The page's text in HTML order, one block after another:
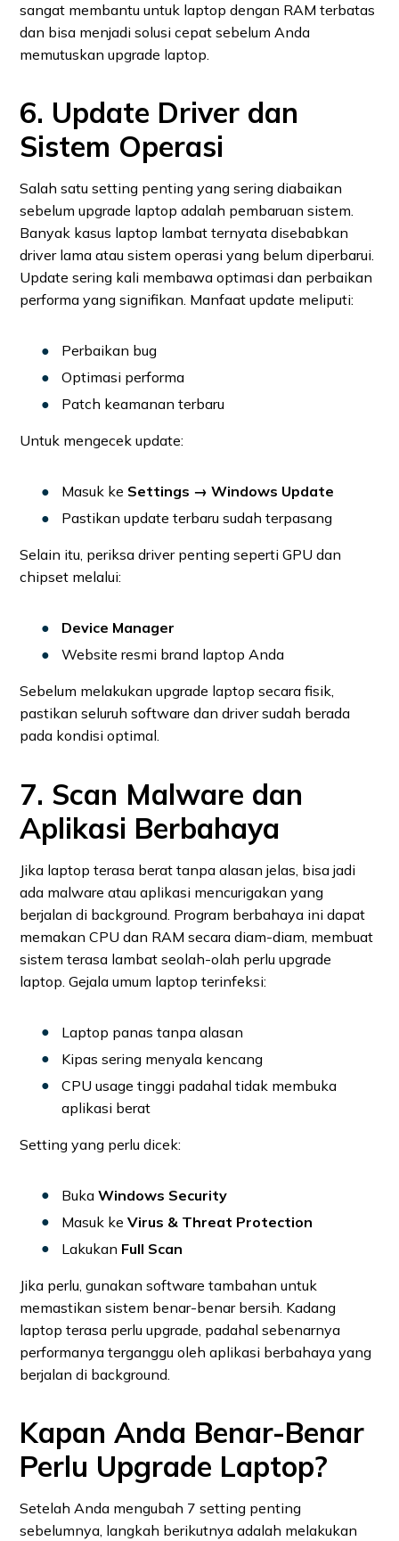
sangat membantu untuk laptop dengan RAM terbatas
dan bisa menjadi solusi cepat sebelum Anda
memutuskan upgrade laptop.
6. Update Driver dan
Sistem Operasi
Salah satu setting penting yang sering diabaikan
sebelum upgrade laptop adalah pembaruan sistem.
Banyak kasus laptop lambat ternyata disebabkan
driver lama atau sistem operasi yang belum diperbarui.
Update sering kali membawa optimasi dan perbaikan
performa yang signifikan. Manfaat update meliputi:
Perbaikan bug
Optimasi performa
Patch keamanan terbaru
Untuk mengecek update:
Masuk ke Settings → Windows Update
Pastikan update terbaru sudah terpasang
Selain itu, periksa driver penting seperti GPU dan
chipset melalui:
Device Manager
Website resmi brand laptop Anda
Sebelum melakukan upgrade laptop secara fisik,
pastikan seluruh software dan driver sudah berada
pada kondisi optimal.
7. Scan Malware dan
Aplikasi Berbahaya
Jika laptop terasa berat tanpa alasan jelas, bisa jadi
ada malware atau aplikasi mencurigakan yang
berjalan di background. Program berbahaya ini dapat
memakan CPU dan RAM secara diam-diam, membuat
sistem terasa lambat seolah-olah perlu upgrade
laptop. Gejala umum laptop terinfeksi:
Laptop panas tanpa alasan
Kipas sering menyala kencang
CPU usage tinggi padahal tidak membuka
aplikasi berat
Setting yang perlu dicek:
BukaWindows Security
Masuk keVirus & Threat Protection
Lakukan Full Scan
Jika perlu, gunakan software tambahan untuk
memastikan sistem benar-benar bersih. Kadang
laptop terasa perlu upgrade, padahal sebenarnya
performanya terganggu oleh aplikasi berbahaya yang
berjalan di background.
Kapan Anda Benar-Benar
Perlu Upgrade Laptop?
Setelah Anda mengubah 7 setting penting
sebelumnya, langkah berikutnya adalah melakukan